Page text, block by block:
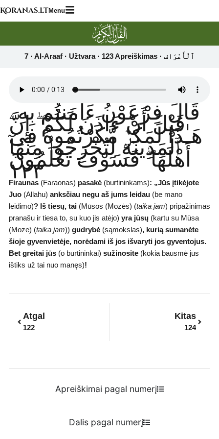
Skip
to
Koranas.ltMenu
قَالَ فِرْعَوْنُ ءَامَنتُم بِهِۦ
قَبْلَ أَنْ ءَاذَنَ لَكُمْ ۖ إِنَّ
هَـٰذَا لَمَكْرٌۭ مَّكَرْتُمُوهُ فِى
ٱلْمَدِينَةِ لِتُخْرِجُوا۟ مِنْهَآ
أَهْلَهَا ۖ فَسَوْفَ تَعْلَمُونَ
١٢٣
Firaunas(Faraonas) pasakė(burtininkams): „Jūs įtikėjote
Juo(Allahu) anksčiau negu aš jums leidau (be mano
leidimo)? Iš tiesų, tai(Mūsos (Mozės) (taika jam) pripažinimas
pranašu ir tiesa to, su kuo jis atėjo) yra jūsų(kartu su Mūsa
(Moze) (taika jam)) gudrybė(sąmokslas), kurią sumanėte
šioje gyvenvietėje, norėdami iš jos išvaryti jos gyventojus.
Bet greitai jūs(o burtininkai) sužinosite(kokia bausmė jus
ištiks už tai nuo manęs)!
Atgal
122
Kitas
124
Apreiškimai pagal numerį
Dalis pagal numerį